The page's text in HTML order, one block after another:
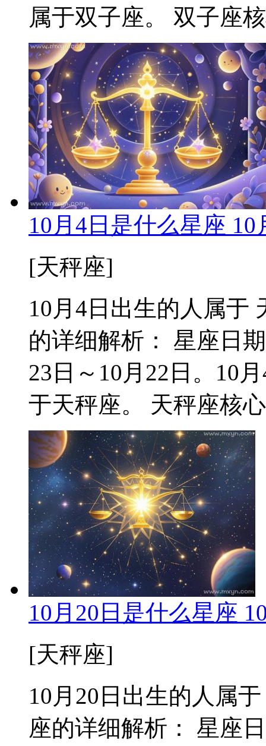
属于双子座。 双子座
10月4日是什么星座
[天秤座]
10月4日出生的人属于
的详细解析： 星座日
23日～10月22日。10
于天秤座。 天秤座核
10月20日是什么星座
[天秤座]
10月20日出生的人属
座的详细解析： 星座